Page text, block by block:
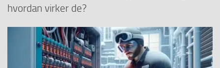
hvordan virker de?